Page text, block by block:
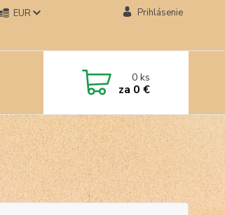
EUR Prihlásenie
0ks
za 0 €